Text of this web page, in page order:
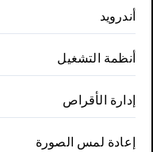
أندرويد
أنظمة التشغيل
إدارة الأقراص
إعادة لمس الصورة